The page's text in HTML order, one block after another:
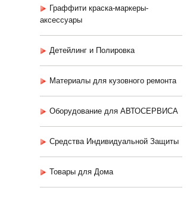
Граффити краска-маркеры-
аксессуары
Детейлинг и Полировка
Материалы для кузовного ремонта
Оборудование для АВТОСЕРВИСА
Средства Индивидуальной Защиты
Товары для Дома